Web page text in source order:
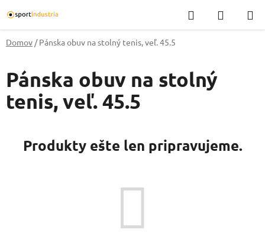
na
obsah
Hľadať
KOŠÍK
Domov / Pánska obuv na stolný tenis, veľ. 45.5
Pánska obuv na stolný
tenis, veľ. 45.5
Produkty ešte len pripravujeme.